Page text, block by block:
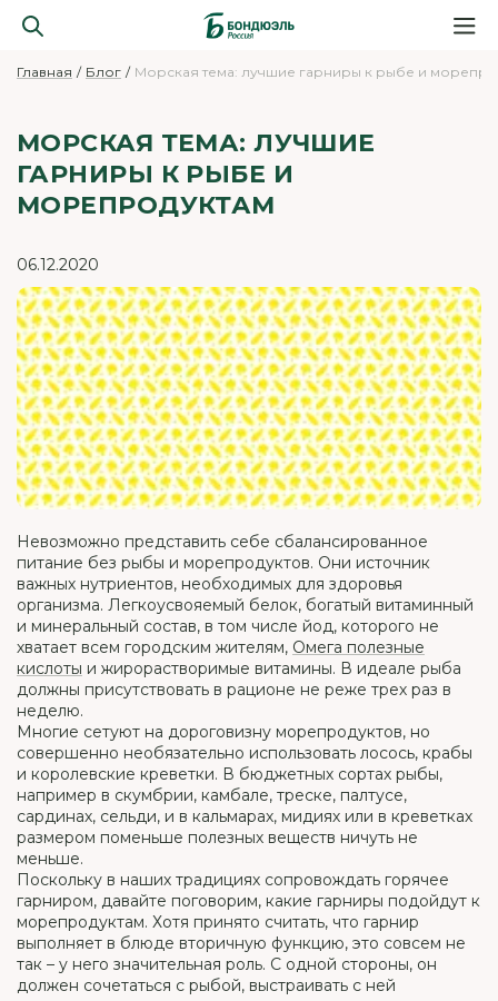
Главная Блог Морская тема: лучшие гарниры к рыбе и
МОРСКАЯ ТЕМА: ЛУЧШИЕ
ГАРНИРЫ К РЫБЕ И
МОРЕПРОДУКТАМ
06.12.2020
Невозможно представить себе сбалансированное
питание без рыбы и морепродуктов. Они источник
важных нутриентов, необходимых для здоровья
организма. Легкоусвояемый белок, богатый витаминный
и минеральный состав, в том числе йод, которого не
хватает всем городским жителям, Омега полезные
кислоты и жирорастворимые витамины. В идеале рыба
должны присутствовать в рационе не реже трех раз в
неделю.
Многие сетуют на дороговизну морепродуктов, но
совершенно необязательно использовать лосось, крабы
и королевские креветки. В бюджетных сортах рыбы,
например в скумбрии, камбале, треске, палтусе,
сардинах, сельди, и в кальмарах, мидиях или в креветках
размером поменьше полезных веществ ничуть не
меньше.
Поскольку в наших традициях сопровождать горячее
гарниром, давайте поговорим, какие гарниры подойдут к
морепродуктам. Хотя принято считать, что гарнир
выполняет в блюде вторичную функцию, это совсем не
так – у него значительная роль. С одной стороны, он
должен сочетаться с рыбой, выстраивать с ней